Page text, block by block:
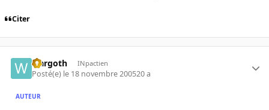
Citer
wargoth INpactien
Posté(e) le 18 novembre 200520 a
AUTEUR